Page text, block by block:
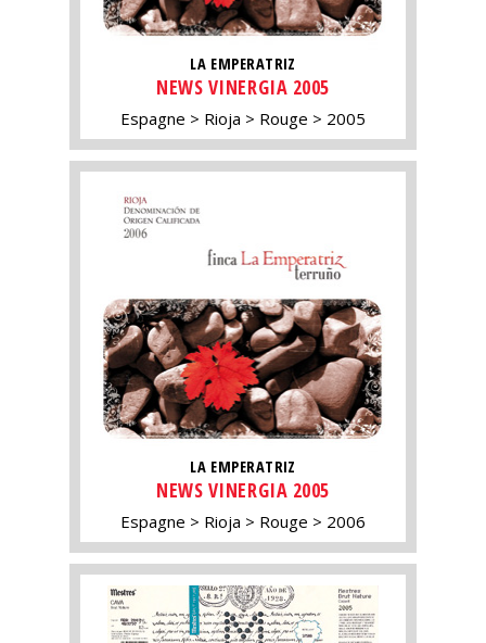
LA EMPERATRIZ
NEWS VINERGIA 2005
Espagne Rioja Rouge 2005
LA EMPERATRIZ
NEWS VINERGIA 2005
Espagne Rioja Rouge 2006